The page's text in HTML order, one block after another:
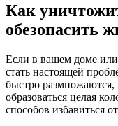
Как
обезопасить
Если в вашем доме
стать настоящей
быстро
образоваться целая
способов избавиться